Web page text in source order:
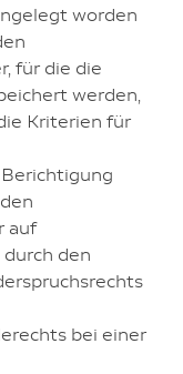
worden
für die die
werden,
Kriterien für
auf
den
bei einer